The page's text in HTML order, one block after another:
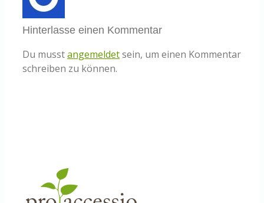
Hinterlasse einen Kommentar
Du musstangemeldetsein, um einen Kommentar
schreiben zu können.